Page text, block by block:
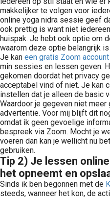
makkelijker te volgen voor
online yoga nidra sessie geef
ook prettig is want niet
huispak. Je hebt ook optie om
waarom deze optie belangrijk
Je kan een gratis Zoom
min sessies en lessen geven.
gekomen doordat het privacy
acceptabel vind of niet. Je kan
instellen dat je alleen de basic
Waardoor je gegeven niet
advertentie. Voor mij blijft dit
omdat ik geen gevoelige
bespreek via Zoom. Mocht je
voeren dan kan je wellicht nu
gebruiken.
Tip 2) Je lessen
het opneemt en
Sinds ik ben begonnen met de
steeds, wanneer het kon, de